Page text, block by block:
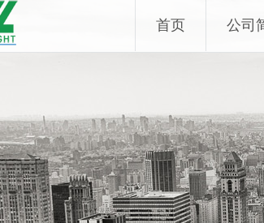
to
首页 公司